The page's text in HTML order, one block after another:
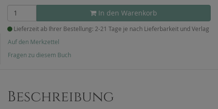
In den Warenkorb
Lieferzeit ab Ihrer Bestellung: 2-21 Tage je nach Lieferbarkeit und Verlag
Auf den Merkzettel
Fragen zu diesem Buch
Beschreibung